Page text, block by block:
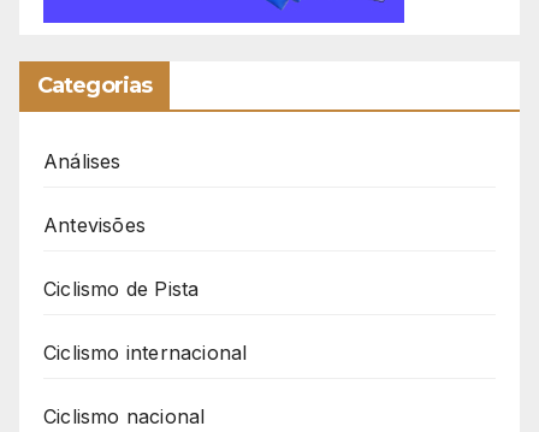
Categorias
Análises
Antevisões
Ciclismo de Pista
Ciclismo internacional
Ciclismo nacional